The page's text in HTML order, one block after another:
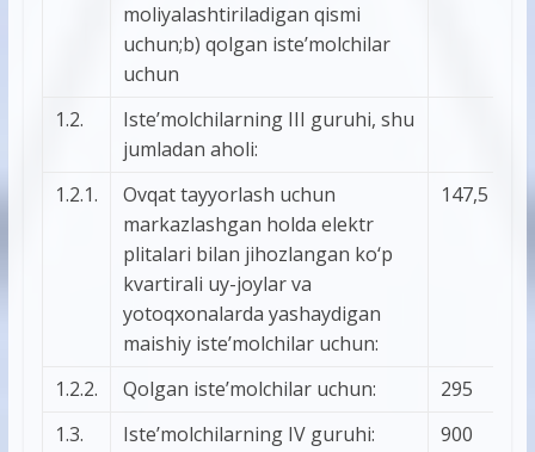
moliyalashtiriladigan qismi
uchun;b) qolgan iste’molchilar
uchun
1.2.
Iste’molchilarning III guruhi, shu
jumladan aholi:
1.2.1.
Ovqat tayyorlash uchun
markazlashgan holda elektr
plitalari bilan jihozlangan kо‘p
kvartirali uy-joylar va
yotoqxonalarda yashaydigan
maishiy iste’molchilar uchun:
147,5
1.2.2. Qolgan iste’molchilar uchun:
295
1.3.
Iste’molchilarning IV guruhi: 900